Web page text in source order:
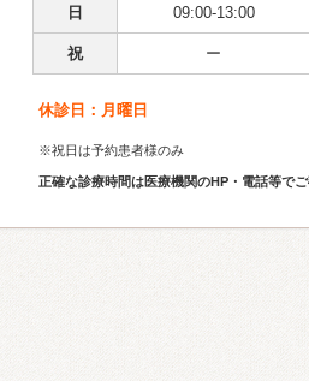
日 09:00-13:00
祝 ー
休診日：月曜日
※祝日は予約患者様のみ
正確な診療時間は医療機関のHP・電話等で